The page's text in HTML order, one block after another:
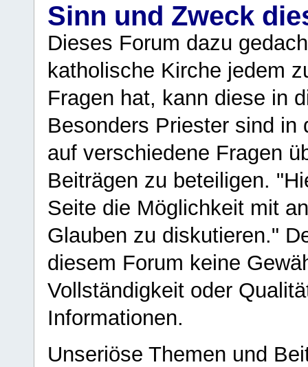
Sinn und Zweck
Dieses Forum dazu
katholische Kirche jedem
Fragen hat, kann diese in
Besonders Priester sind in
auf verschiedene Fragen
Beiträgen zu beteiligen.
Seite die Möglichkeit mit
Glauben zu diskutieren."
diesem Forum keine
Vollständigkeit oder
Informationen.
Unseriöse Themen und